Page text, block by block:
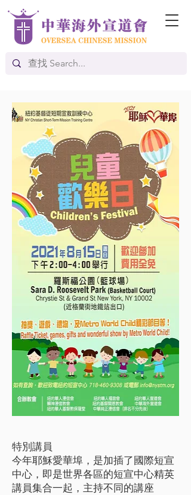
特別講員
今年耶穌愛華埠，是加插了國際短宣
中心，即是世界各區的短宣中心精英
講員集合一起，主持不同的講座